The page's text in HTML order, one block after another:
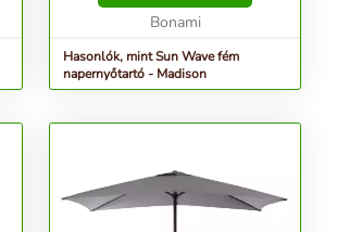
Bonami
Hasonlók, mint Sun Wave fém
napernyőtartó - Madison